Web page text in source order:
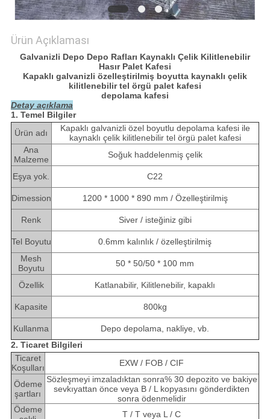
Ürün Açıklaması
Galvanizli Depo Depo Rafları Kaynaklı Çelik Kilitlenebilir
Hasır Palet Kafesi
Kapaklı galvanizli özelleştirilmiş boyutta kaynaklı çelik
kilitlenebilir tel örgü palet kafesi
depolama kafesi
Detay açıklama
1. Temel Bilgiler
Ürün adı
Kapaklı galvanizli özel boyutlu depolama kafesi ile
kaynaklı çelik kilitlenebilir tel örgü palet kafesi
Ana
Malzeme
Soğuk haddelenmiş çelik
Eşya yok. C22
Dimession 1200 * 1000 * 890 mm / Özelleştirilmiş
Renk Siver / isteğiniz gibi
Tel Boyutu
0.6mm kalınlık / özelleştirilmiş
Mesh
Boyutu
50 * 50/50 * 100 mm
Özellik Katlanabilir, Kilitlenebilir, kapaklı
Kapasite 800kg
Kullanma
Depo depolama, nakliye, vb.
2. Ticaret Bilgileri
Ticaret
Koşulları
EXW / FOB / CIF
Ödeme
şartları
Sözleşmeyi imzaladıktan sonra% 30 depozito ve bakiye
sevkıyattan önce veya B / L kopyasını gönderdikten
sonra ödenmelidir
Ödeme
T / T veya L / C